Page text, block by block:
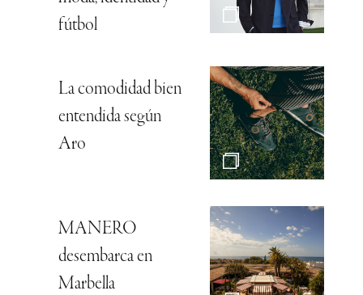
fútbol
La comodidad bien
entendida según
Aro
MANERO
desembarca en
Marbella